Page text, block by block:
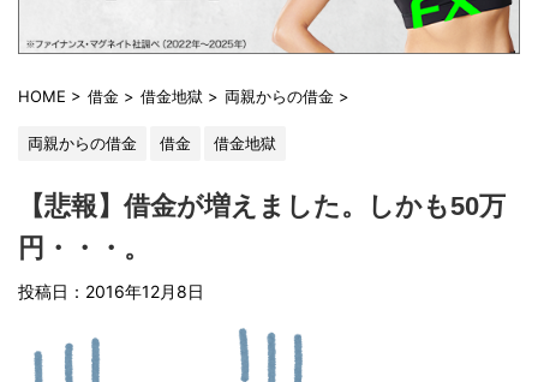
HOME > 借金 > 借金地獄 > 両親からの借金 >
両親からの借金 借金 借金地獄
【悲報】借金が増えました。しかも50万
円・・・。
投稿日：2016年12月8日